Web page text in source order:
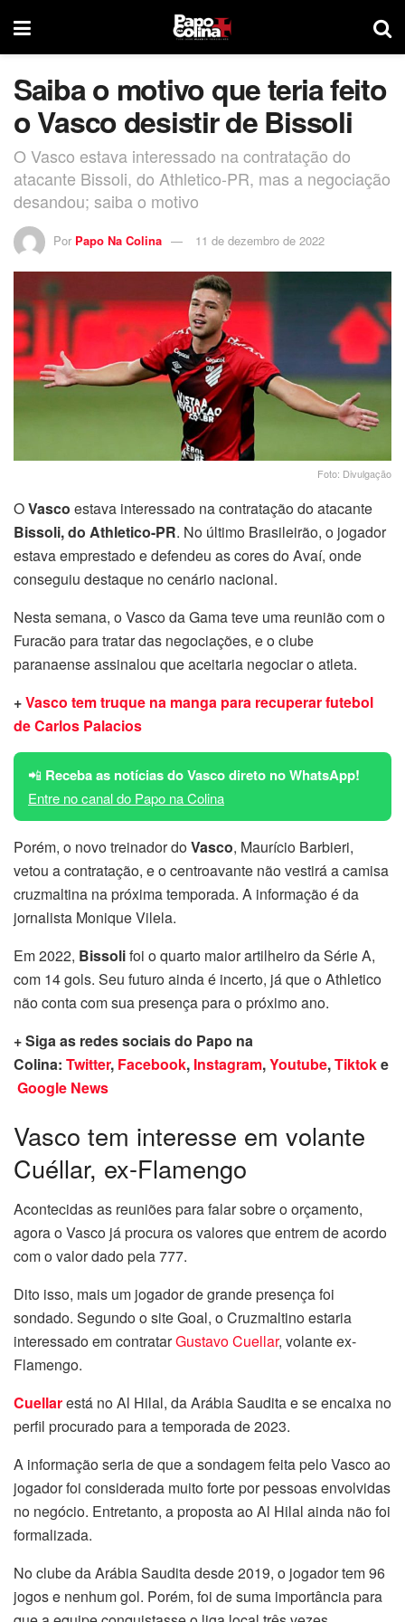
Saiba o motivo que teria feito
o Vasco desistir de Bissoli
O Vasco estava interessado na contratação do
atacante Bissoli, do Athletico-PR, mas a negociação
desandou; saiba o motivo
Por Papo Na Colina 11 de dezembro de 2022
Foto: Divulgação
OVasco estava interessado na contratação do atacante
Bissoli, do Athletico-PR. No último Brasileirão, o jogador
estava emprestado e defendeu as cores do Avaí, onde
conseguiu destaque no cenário nacional.
Nesta semana, o Vasco da Gama teve uma reunião com o
Furacão para tratar das negociações, e o clube
paranaense assinalou que aceitaria negociar o atleta.
+Vasco tem truque na manga para recuperar futebol
de Carlos Palacios
📲 Receba as notícias do Vasco direto no WhatsApp!
Entre no canal do Papo na Colina
Porém, o novo treinador doVasco, Maurício Barbieri,
vetou a contratação, e o centroavante não vestirá a camisa
cruzmaltina na próxima temporada. A informação é da
jornalista Monique Vilela.
Em 2022, Bissolifoi o quarto maior artilheiro da Série A,
com 14 gols. Seu futuro ainda é incerto, já que o Athletico
não conta com sua presença para o próximo ano.
+ Siga as redes sociais do Papo na
Colina: Twitter, Facebook, Instagram,Youtube,Tiktoke
Google News
Vasco tem interesse em volante
Cuéllar, ex-Flamengo
Acontecidas as reuniões para falar sobre o orçamento,
agora o Vasco já procura os valores que entrem de acordo
com o valor dado pela 777.
Dito isso, mais um jogador de grande presença foi
sondado. Segundo o site Goal, o Cruzmaltino estaria
interessado em contratarGustavo Cuellar, volante ex-
Flamengo.
Cuellarestá no Al Hilal, da Arábia Saudita e se encaixa no
perfil procurado para a temporada de 2023.
A informação seria de que a sondagem feita pelo Vasco ao
jogador foi considerada muito forte por pessoas envolvidas
no negócio. Entretanto, a proposta ao Al Hilal ainda não foi
formalizada.
No clube da Arábia Saudita desde 2019, o jogador tem 96
jogos e nenhum gol. Porém, foi de suma importância para